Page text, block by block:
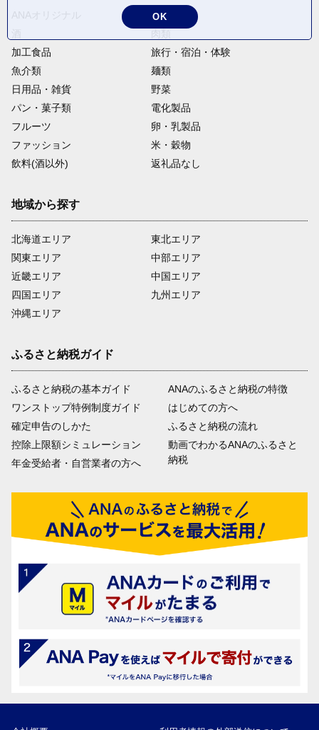
定期便
加工食品
旅行・宿泊・体験
魚介類
麺類
日用品・雑貨
野菜
パン・菓子類
電化製品
フルーツ
卵・乳製品
ファッション
米・穀物
飲料(酒以外)
返礼品なし
地域から探す
北海道エリア
関東エリア
近畿エリア
四国エリア
沖縄エリア
東北エリア
中部エリア
中国エリア
九州エリア
ふるさと納税ガイド
ふるさと納税の基本ガイド
ワンストップ特例制度ガイド
確定申告のしかた
控除上限額シミュレーション
年金受給者・自営業者の方へ
ANAのふるさと納税の特徴
はじめての方へ
ふるさと納税の流れ
動画でわかるANAのふるさと
納税
OK